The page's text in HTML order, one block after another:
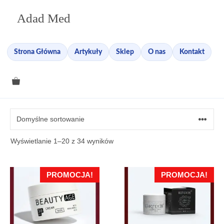
Adad Med
Strona Główna Artykuły Sklep O nas Kontakt
Wyświetlanie 1–20 z 34 wyników
PROMOCJA! PROMOCJA!